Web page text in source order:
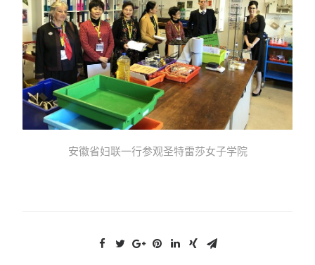
安徽省妇联一行参观圣特雷莎女子学院